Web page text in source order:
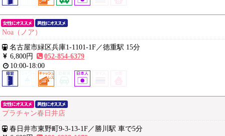
Noa（ノア）
名古屋市緑区兵庫1-1101-1F／徳重駅 15分
6,800円
052-854-6379
10:00-18:00
プラチャン春日井店
春日井市東野町9-3-13-1F／ 勝川駅 車で5分